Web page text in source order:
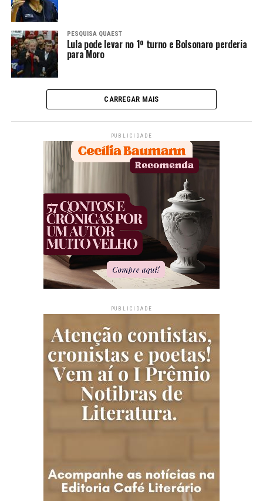
PESQUISA QUAEST
Lula pode levar no 1º turno e Bolsonaro perderia
para Moro
CARREGAR MAIS
PUBLICIDADE
PUBLICIDADE